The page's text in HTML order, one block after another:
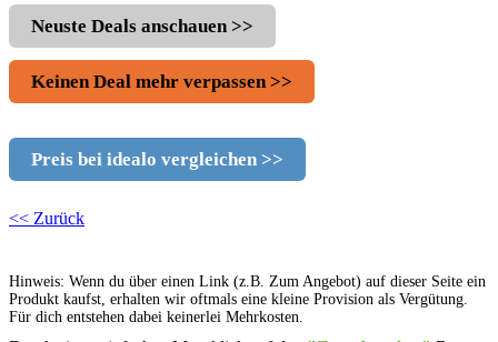
Neuste Deals anschauen >>
Keinen Deal mehr verpassen >>
Preis bei idealo vergleichen >>
<< Zurück
Hinweis: Wenn du über einen Link (z.B. Zum Angebot) auf dieser Seite ein
Produkt kaufst, erhalten wir oftmals eine kleine Provision als Vergütung.
Für dich entstehen dabei keinerlei Mehrkosten.